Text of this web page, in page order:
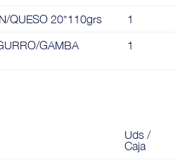
QUESO 20*110grs 1
GAMBA
1
Uds /
Caja